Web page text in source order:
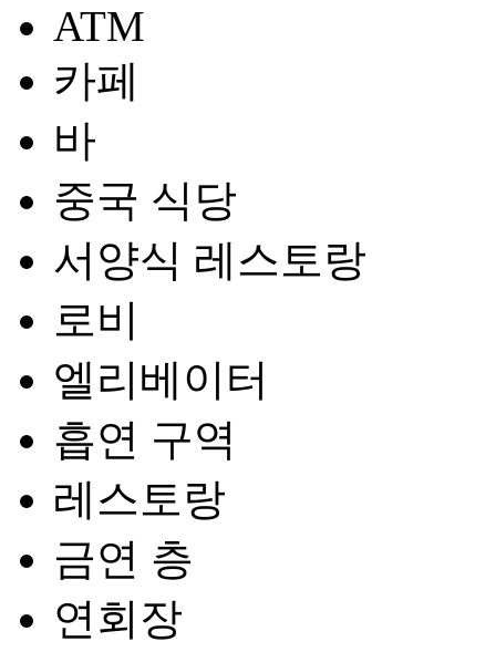
ATM
카페
바
중국 식당
서양식 레스토랑
로비
엘리베이터
흡연 구역
레스토랑
금연 층
연회장